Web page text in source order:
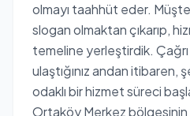
olmayı taahhüt eder.
slogan olmaktan çıkarıp,
temeline yerleştirdik.
ulaştığınız andan
odaklı bir hizmet süreci
Ortaköy Merkez bölgesinin